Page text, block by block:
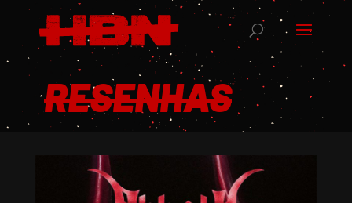
RESENHAS